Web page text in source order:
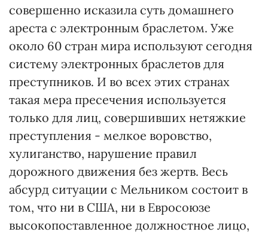
совершенно исказила суть домашнего
ареста с электронным браслетом. Уже
около 60 стран мира используют сегодня
систему электронных браслетов для
преступников. И во всех этих странах
такая мера пресечения используется
только для лиц, совершивших нетяжкие
преступления - мелкое воровство,
хулиганство, нарушение правил
дорожного движения без жертв. Весь
абсурд ситуации с Мельником состоит в
том, что ни в США, ни в Евросоюзе
высокопоставленное должностное лицо,